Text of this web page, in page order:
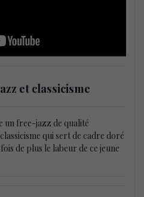
et classicisme
un free-jazz de qualité
qui sert de cadre doré
de plus le labeur de ce jeune